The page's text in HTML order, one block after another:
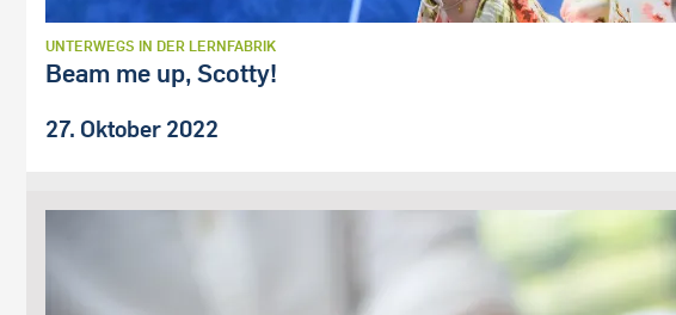
UNTERWEGS IN DER LERNFABRIK
Beam me up, Scotty!
27. Oktober 2022